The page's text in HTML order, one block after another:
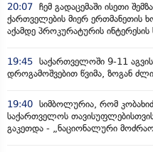
20:07 ჩემ გადაცემაში ისეთი
ქართველების მიერ ერთმანეთის
აქამდე პროკურატურის ინტერესის
19:45 საქართველოში 9-11
დროგამოშვებით წვიმა, ზოგან
19:40 სიმბოლურია, რომ
საქართველოს
გაკეთდა - „ნაციონალური